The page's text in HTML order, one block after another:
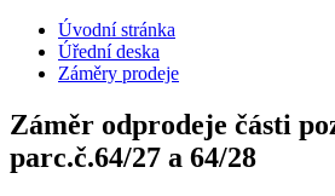
Úvodní stránka
Úřední deska
Záměry prodeje
Záměr odprodeje části
parc.č.64/27 a 64/28